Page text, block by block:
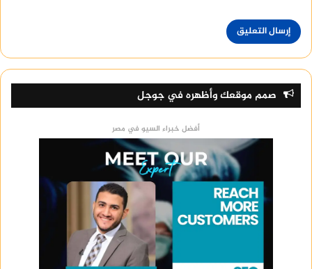
صمم موقعك وأظهره في جوجل
أفضل خبراء السيو في مصر